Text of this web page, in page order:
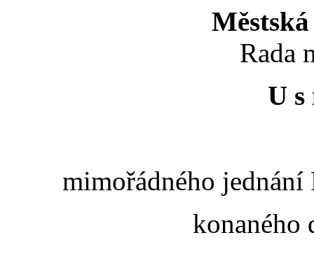
Rada
U s
mimořádného jednání
konaného